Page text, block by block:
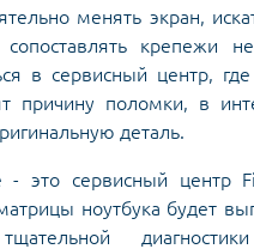
менять экран,
крепежи
в сервисный центр,
причину поломки, в
деталь.
- это сервисный центр
ноутбука будет